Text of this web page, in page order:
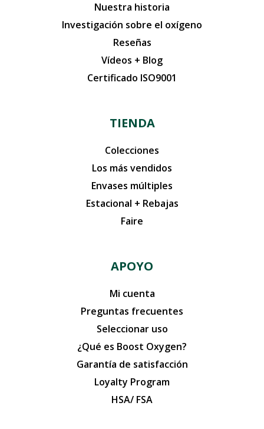
Nuestra historia
Investigación sobre el oxígeno
Reseñas
Vídeos + Blog
Certificado ISO9001
TIENDA
Colecciones
Los más vendidos
Envases múltiples
Estacional + Rebajas
Faire
APOYO
Mi cuenta
Preguntas frecuentes
Seleccionar uso
¿Qué es Boost Oxygen?
Garantía de satisfacción
Loyalty Program
HSA/ FSA